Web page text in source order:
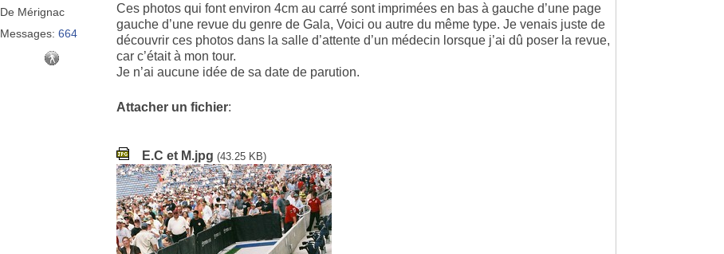
De Mérignac
Messages: 664
Ces photos qui font environ 4cm au carré sont imprimées en bas à gauche d’une page
gauche d’une revue du genre de Gala, Voici ou autre du même type. Je venais juste de
découvrir ces photos dans la salle d’attente d’un médecin lorsque j’ai dû poser la revue,
car c’était à mon tour.
Je n’ai aucune idée de sa date de parution.
Attacher un fichier:
E.C et M.jpg (43.25 KB)